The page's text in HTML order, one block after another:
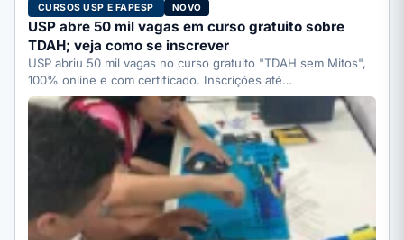
CURSOS USP E FAPESP NOVO
USP abre 50 mil vagas em curso gratuito sobre
TDAH; veja como se inscrever
USP abriu 50 mil vagas no curso gratuito "TDAH sem Mitos",
100% online e com certificado. Inscrições até…